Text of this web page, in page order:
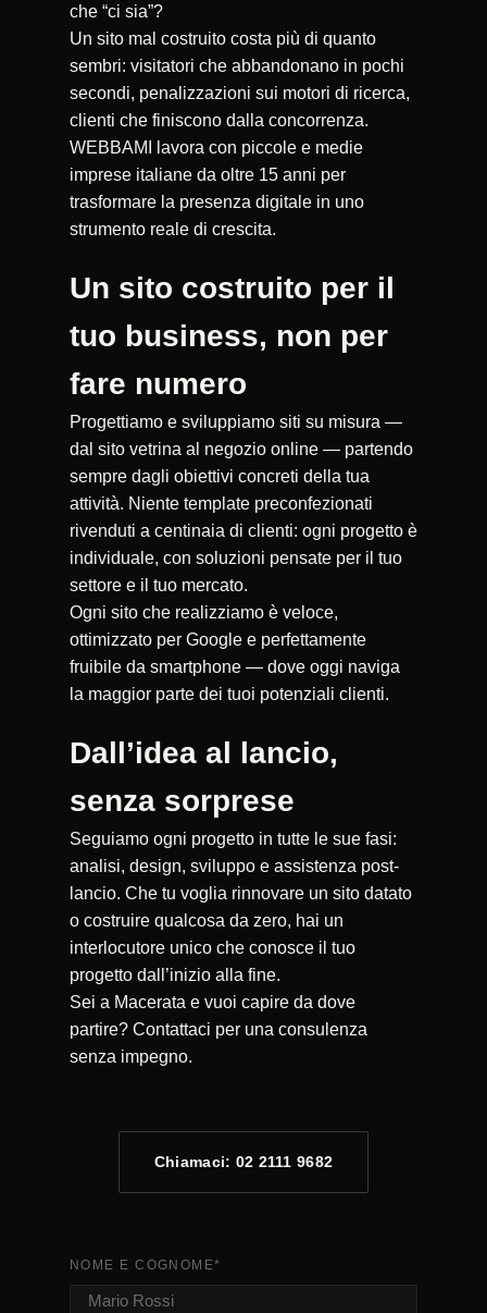
che “ci sia”?
Un sito mal costruito costa più di quanto
sembri: visitatori che abbandonano in pochi
secondi, penalizzazioni sui motori di ricerca,
clienti che finiscono dalla concorrenza.
WEBBAMI lavora con piccole e medie
imprese italiane da oltre 15 anni per
trasformare la presenza digitale in uno
strumento reale di crescita.
Un sito costruito per il
tuo business, non per
fare numero
Progettiamo e sviluppiamo siti su misura —
dal sito vetrina al negozio online — partendo
sempre dagli obiettivi concreti della tua
attività. Niente template preconfezionati
rivenduti a centinaia di clienti: ogni progetto è
individuale, con soluzioni pensate per il tuo
settore e il tuo mercato.
Ogni sito che realizziamo è veloce,
ottimizzato per Google e perfettamente
fruibile da smartphone — dove oggi naviga
la maggior parte dei tuoi potenziali clienti.
Dall’idea al lancio,
senza sorprese
Seguiamo ogni progetto in tutte le sue fasi:
analisi, design, sviluppo e assistenza post-
lancio. Che tu voglia rinnovare un sito datato
o costruire qualcosa da zero, hai un
interlocutore unico che conosce il tuo
progetto dall’inizio alla fine.
Sei a Macerata e vuoi capire da dove
partire? Contattaci per una consulenza
senza impegno.
Chiamaci: 02 2111 9682
NOME E COGNOME*